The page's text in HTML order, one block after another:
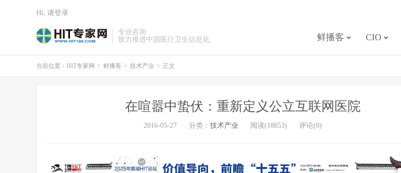
专业咨询
致力推进中国医疗卫生信息化
鲜播客 CIO
Hi, 请登录
当前位置： HIT专家网 > 鲜播客 > 技术产业 > 正文
在喧嚣中蛰伏：重新定义公立互联网医院
2016-05-27 分类： 技术产业 阅读(18853) 评论(0)